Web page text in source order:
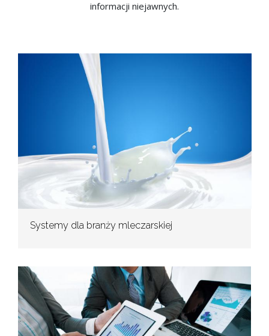
informacji niejawnych.
Systemy dla branży mleczarskiej